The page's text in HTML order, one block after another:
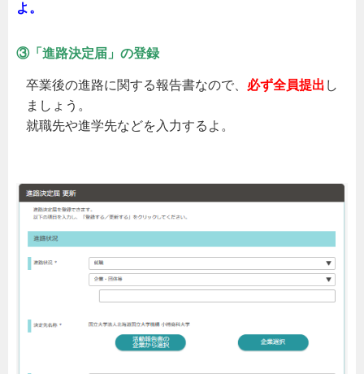
よ。
③「進路決定届」の登録
卒業後の進路に関する報告書なので、 必ず全員提出 し
ましょう。
就職先や進学先などを入力するよ。